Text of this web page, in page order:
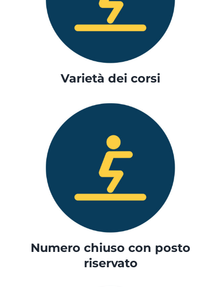
Varietà dei corsi
Numero chiuso con posto
riservato